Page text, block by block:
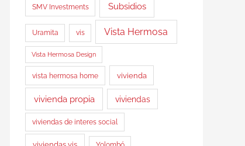
SMV Investments Subsidios
Uramita vis Vista Hermosa
Vista Hermosa Design
vista hermosa home vivienda
vivienda propia viviendas
viviendas de interes social